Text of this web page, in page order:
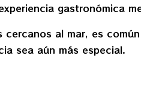
gastronómica
cercanos al mar, es
sea aún más especial.